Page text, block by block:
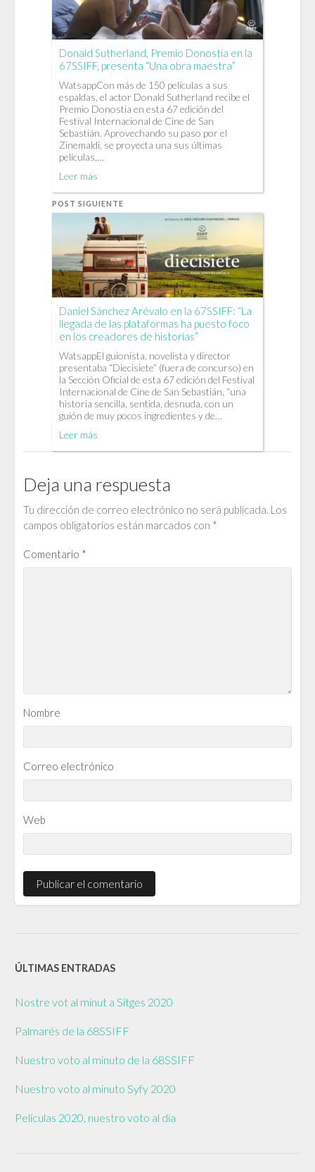
Donald Sutherland, Premio Donostia en la
67SSIFF, presenta “Una obra maestra”
WatsappCon más de 150 películas a sus
espaldas, el actor Donald Sutherland recibe el
Premio Donostia en esta 67 edición del
Festival Internacional de Cine de San
Sebastián. Aprovechando su paso por el
Zinemaldi, se proyecta una sus últimas
películas,…
Leer más
POST SIGUIENTE
Daniel Sánchez Arévalo en la 67SSIFF: “La
llegada de las plataformas ha puesto foco
en los creadores de historias”
WatsappEl guionista, novelista y director
presentaba “Diecisiete” (fuera de concurso) en
la Sección Oficial de esta 67 edición del Festival
Internacional de Cine de San Sebastián, “una
historia sencilla, sentida, desnuda, con un
guión de muy pocos ingredientes y de…
Leer más
Deja una respuesta
Tu dirección de correo electrónico no será publicada. Los
campos obligatorios están marcados con *
Comentario *
Nombre
Correo electrónico
Web
ÚLTIMAS ENTRADAS
Nostre vot al minut a Sitges 2020
Palmarés de la 68SSIFF
Nuestro voto al minuto de la 68SSIFF
Nuestro voto al minuto Syfy 2020
Películas 2020, nuestro voto al día